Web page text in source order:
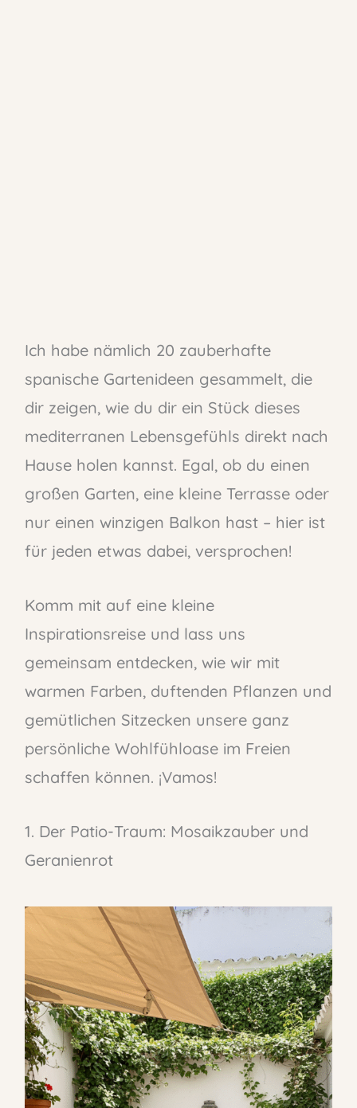
Ich habe nämlich 20 zauberhafte
spanische Gartenideen gesammelt, die
dir zeigen, wie du dir ein Stück dieses
mediterranen Lebensgefühls direkt nach
Hause holen kannst. Egal, ob du einen
großen Garten, eine kleine Terrasse oder
nur einen winzigen Balkon hast – hier ist
für jeden etwas dabei, versprochen!
Komm mit auf eine kleine
Inspirationsreise und lass uns
gemeinsam entdecken, wie wir mit
warmen Farben, duftenden Pflanzen und
gemütlichen Sitzecken unsere ganz
persönliche Wohlfühloase im Freien
schaffen können. ¡Vamos!
1. Der Patio-Traum: Mosaikzauber und
Geranienrot